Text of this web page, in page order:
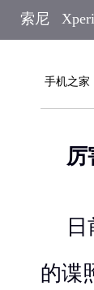
索尼
手机之家
厉
的谍